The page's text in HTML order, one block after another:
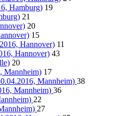
Hamburg) 19
21
20
15
Hannover) 11
Hannover) 43
20
Mannheim) 17
Mannheim) 38
Mannheim) 36
22
27